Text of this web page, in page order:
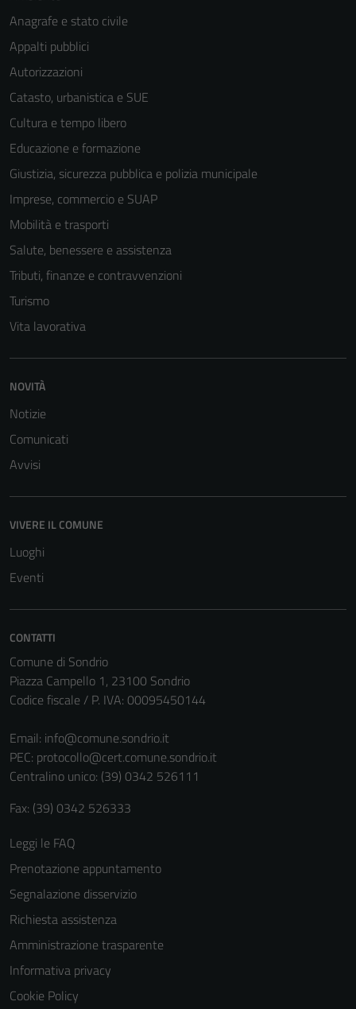
Anagrafe e stato civile
Appalti pubblici
Autorizzazioni
Catasto, urbanistica e SUE
Cultura e tempo libero
Educazione e formazione
Giustizia, sicurezza pubblica e polizia municipale
Imprese, commercio e SUAP
Mobilità e trasporti
Salute, benessere e assistenza
Tributi, finanze e contravvenzioni
Turismo
Vita lavorativa
NOVITÀ
Notizie
Comunicati
Avvisi
VIVERE IL COMUNE
Luoghi
Eventi
CONTATTI
Comune di Sondrio
Piazza Campello 1, 23100 Sondrio
Codice fiscale / P. IVA: 00095450144
Email: info@comune.sondrio.it
PEC: protocollo@cert.comune.sondrio.it
Centralino unico: (39) 0342 526111
Fax: (39) 0342 526333
Leggi le FAQ
Prenotazione appuntamento
Segnalazione disservizio
Richiesta assistenza
Amministrazione trasparente
Informativa privacy
Cookie Policy
del sito e non